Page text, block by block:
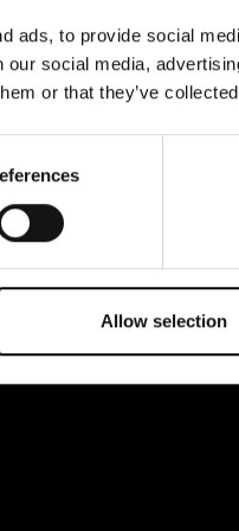
ads, to provide social
social media,
or that they’ve
Allow selection
Jobba